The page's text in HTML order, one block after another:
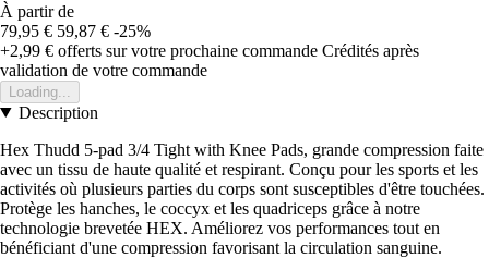
À partir de
79,95 € 59,87 € -25%
+2,99 € offerts sur votre prochaine commande Crédités après
validation de votre commande
Loading...
Description
Hex Thudd 5-pad 3/4 Tight with Knee Pads, grande compression faite
avec un tissu de haute qualité et respirant. Conçu pour les sports et les
activités où plusieurs parties du corps sont susceptibles d'être touchées.
Protège les hanches, le coccyx et les quadriceps grâce à notre
technologie brevetée HEX. Améliorez vos performances tout en
bénéficiant d'une compression favorisant la circulation sanguine.